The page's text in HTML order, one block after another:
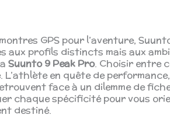
GPS pour l’aventure,
aux profils distincts mais aux
Suunto 9 Peak Pro. Choisir entre
en quête de
face à un dilemme de
chaque spécificité pour vous
destiné.